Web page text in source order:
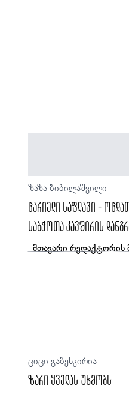
ზაზა ბიბილაშვილი
ცარიელი საფლავი -
საბჭოთა კავშირის
მთავარი რედაქტორის
ციცი გაბესკირია
ზარი ყველას უხმობს